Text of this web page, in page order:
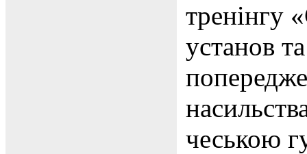
тренінгу
установ
чеською